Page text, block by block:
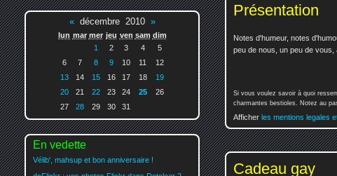
Présentation
Notes d'humeur, notes
peu de nous, un peu de vous,
Si vous voulez savoir à quoi
charmantes bestioles. Notez au
Afficher les mentions legales
Cadeau gay
«décembre 2010 »
lun mar mer jeu ven sam dim
1
2 3 4
5
6
7 8 9 10 11
12
13
14 15 16 17 18
19
20
21 22 23 24 25
26
27
28 29 30 31
En vedette
Vélib', mahsup et bon anniversaire !